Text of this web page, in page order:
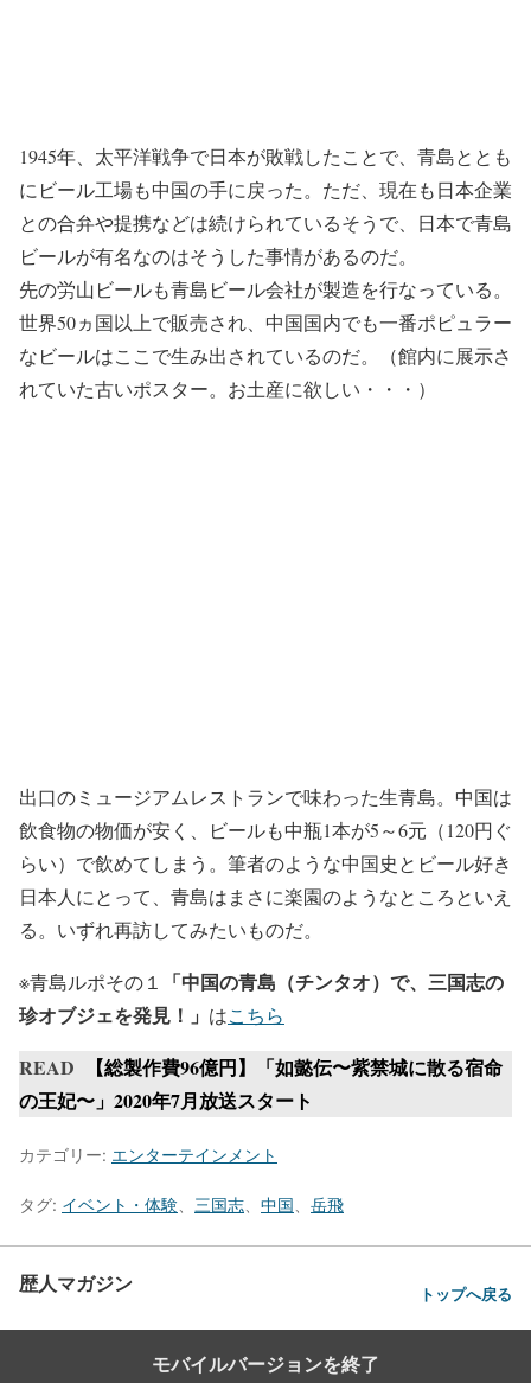
1945年、太平洋戦争で日本が敗戦したことで、青島ととも
にビール工場も中国の手に戻った。ただ、現在も日本企業
との合弁や提携などは続けられているそうで、日本で青島
ビールが有名なのはそうした事情があるのだ。
先の労山ビールも青島ビール会社が製造を行なっている。
世界50ヵ国以上で販売され、中国国内でも一番ポピュラー
なビールはここで生み出されているのだ。（館内に展示さ
れていた古いポスター。お土産に欲しい・・・）
出口のミュージアムレストランで味わった生青島。中国は
飲食物の物価が安く、ビールも中瓶1本が5～6元（120円ぐ
らい）で飲めてしまう。筆者のような中国史とビール好き
日本人にとって、青島はまさに楽園のようなところといえ
る。いずれ再訪してみたいものだ。
※青島ルポその１
「中国の青島（チンタオ）で、三国志の
珍オブジェを発見！」 はこちら
READ
【総製作費96億円】「如懿伝〜紫禁城に散る宿命
の王妃〜」2020年7月放送スタート
カテゴリー: エンターテインメント
タグ: イベント・体験 三国志 中国 岳飛
歴人マガジン トップへ戻る
モバイルバージョンを終了